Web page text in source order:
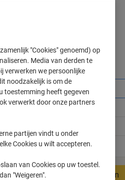
Excl. btw
2,89 €
2,79 € -3%
voorraad Levertijd 2-3 werkdagen
In winkelwagen
"Cookies" genoemd) op
Media van derden te
verwerken we persoonlijke
noodzakelijk is om de
toestemming heeft gegeven
verwerkt door onze partners
partijen vindt u onder
Cookies u wilt accepteren.
van Cookies op uw toestel.
"Weigeren".